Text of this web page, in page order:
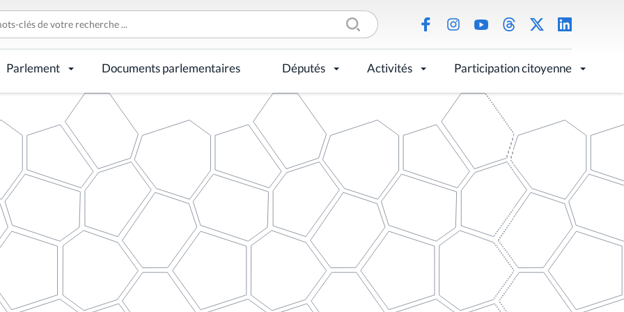
Parlement Documents parlementaires Députés Activités Participation citoyenne